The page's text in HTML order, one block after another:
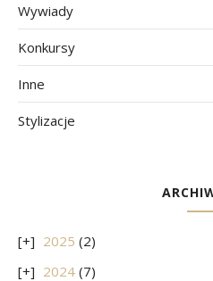
Wywiady
Konkursy
Inne
Stylizacje
2025 (2)
2024 (7)